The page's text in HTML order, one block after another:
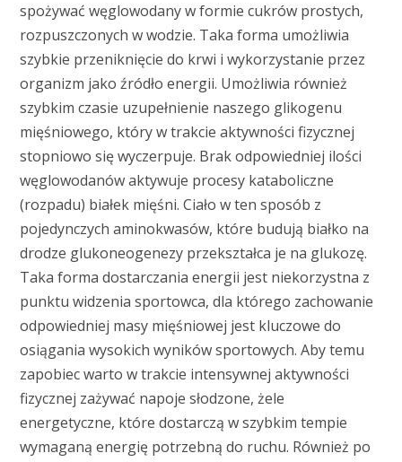
spożywać węglowodany w formie cukrów prostych,
rozpuszczonych w wodzie. Taka forma umożliwia
szybkie przeniknięcie do krwi i wykorzystanie przez
organizm jako źródło energii. Umożliwia również
szybkim czasie uzupełnienie naszego glikogenu
mięśniowego, który w trakcie aktywności fizycznej
stopniowo się wyczerpuje. Brak odpowiedniej ilości
węglowodanów aktywuje procesy kataboliczne
(rozpadu) białek mięśni. Ciało w ten sposób z
pojedynczych aminokwasów, które budują białko na
drodze glukoneogenezy przekształca je na glukozę.
Taka forma dostarczania energii jest niekorzystna z
punktu widzenia sportowca, dla którego zachowanie
odpowiedniej masy mięśniowej jest kluczowe do
osiągania wysokich wyników sportowych. Aby temu
zapobiec warto w trakcie intensywnej aktywności
fizycznej zażywać napoje słodzone, żele
energetyczne, które dostarczą w szybkim tempie
wymaganą energię potrzebną do ruchu. Również po